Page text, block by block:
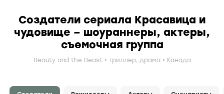
Создатели сериала Красавица и
чудовище – шоураннеры, актеры,
съемочная группа
Beauty and the Beast триллер, драма Канада